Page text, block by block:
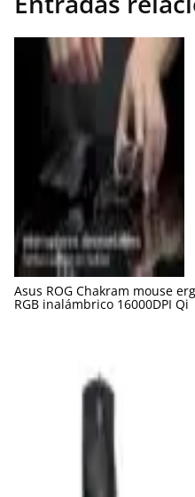
Asus ROG Chakram mouse
RGB inalámbrico 16000DPI Qi